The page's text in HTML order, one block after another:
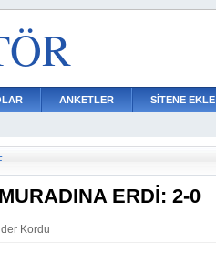
ANKETLER SİTENE EKLE
ERDİ: 2-0
Kordu